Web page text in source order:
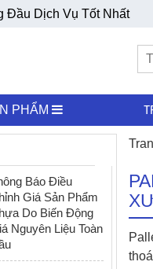
Đầu Dịch Vụ Tốt Nhất
PHẨM
Báo Điều
Giá Sản Phẩm
Do Biến Động
Nguyên Liệu Toàn